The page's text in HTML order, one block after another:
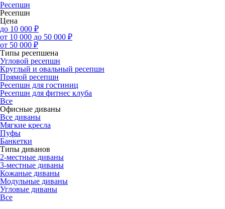
Ресепшн
Ресепшн
Цена
до 10 000 ₽
от 10 000 до 50 000 ₽
от 50 000 ₽
Типы ресепшена
Угловой ресепшн
Круглый и овальный ресепшн
Прямой ресепшн
Ресепшн для гостиниц
Ресепшн для фитнес клуба
Все
Офисные диваны
Все диваны
Мягкие кресла
Пуфы
Банкетки
Типы диванов
2-местные диваны
3-местные диваны
Кожаные диваны
Модульные диваны
Угловые диваны
Все